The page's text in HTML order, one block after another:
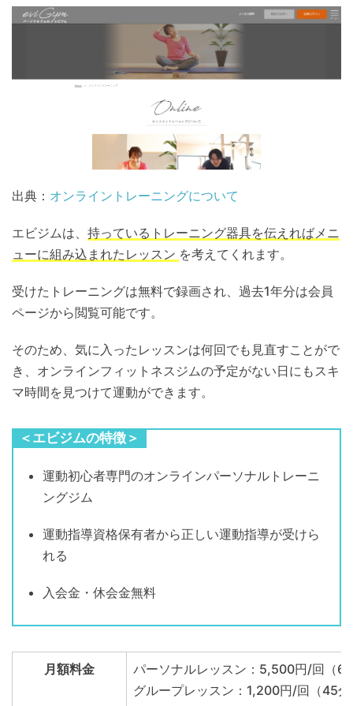
出典： オンライントレーニングについて
エビジムは、 持っているトレーニング器具を伝えればメニ
ューに組み込まれたレッスン を考えてくれます。
受けたトレーニングは無料で録画され、過去1年分は会員
ページから閲覧可能です。
そのため、気に入ったレッスンは何回でも見直すことがで
き、オンラインフィットネスジムの予定がない日にもスキ
マ時間を見つけて運動ができます。
＜エビジムの特徴＞
運動初心者専門のオンラインパーソナルトレーニ
ングジム
運動指導資格保有者から正しい運動指導が受けら
れる
入会金・休会金無料
月額料金
パーソナルレッスン：5,500円/回（
グループレッスン：1,200円/回（45